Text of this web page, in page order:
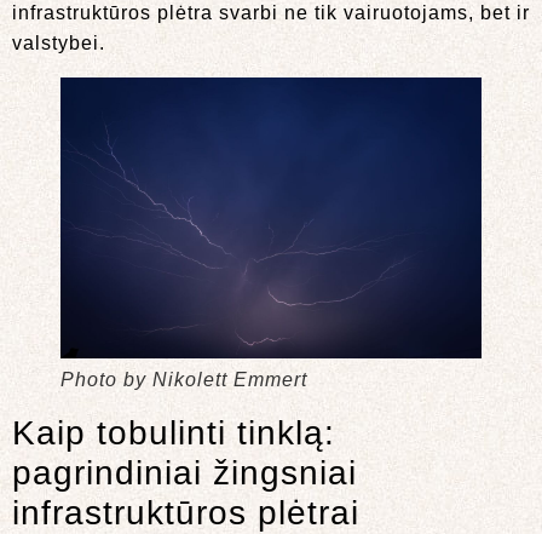
infrastruktūros plėtra svarbi ne tik vairuotojams, bet ir
valstybei.
Photo by Nikolett Emmert
Kaip tobulinti tinklą:
pagrindiniai žingsniai
infrastruktūros plėtrai